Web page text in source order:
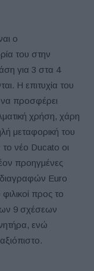
ο
του στην
για 3 στα 4
Η επιτυχία του
να προσφέρει
χρήση, χάρη
μεταφορική του
το νέο Ducato οι
προηγμένες
Euro
προς το
9 σχέσεων
ενώ